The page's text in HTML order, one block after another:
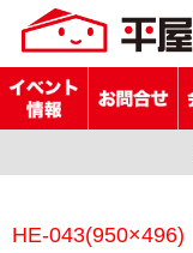
HE-043(950×496)